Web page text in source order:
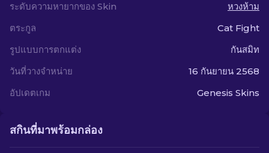
ระดับความหายากของ Skin
หวงห้าม
ตระกูล
Cat Fight
รูปแบบการตกแต่ง
กันสมิท
วันที่วางจำหน่าย
16 กันยายน 2568
อัปเดตเกม
Genesis Skins
สกินที่มาพร้อมกล่อง